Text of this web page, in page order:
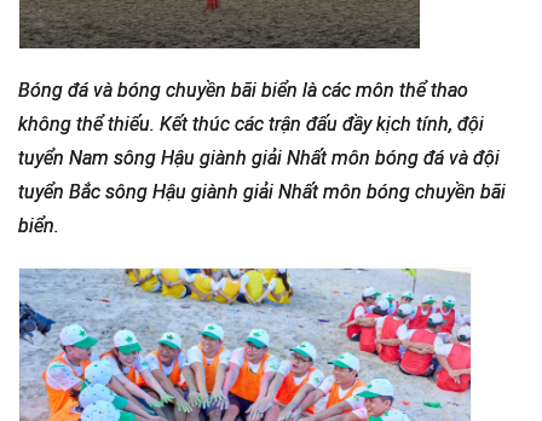
Bóng đá và bóng chuyền bãi biển là các môn thể thao
không thể thiếu. Kết thúc các trận đấu đầy kịch tính, đội
tuyển Nam sông Hậu giành giải Nhất môn bóng đá và đội
tuyển Bắc sông Hậu giành giải Nhất môn bóng chuyền bãi
biển.